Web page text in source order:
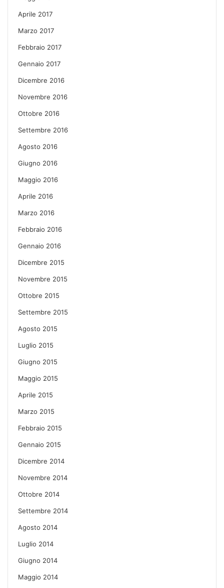
Aprile 2017
Marzo 2017
Febbraio 2017
Gennaio 2017
Dicembre 2016
Novembre 2016
Ottobre 2016
Settembre 2016
Agosto 2016
Giugno 2016
Maggio 2016
Aprile 2016
Marzo 2016
Febbraio 2016
Gennaio 2016
Dicembre 2015
Novembre 2015
Ottobre 2015
Settembre 2015
Agosto 2015
Luglio 2015
Giugno 2015
Maggio 2015
Aprile 2015
Marzo 2015
Febbraio 2015
Gennaio 2015
Dicembre 2014
Novembre 2014
Ottobre 2014
Settembre 2014
Agosto 2014
Luglio 2014
Giugno 2014
Maggio 2014